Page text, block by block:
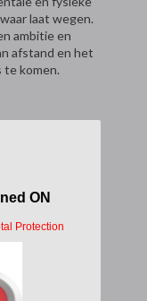
laat wegen.
ambitie en
afstand en het
te komen.
door
Internationale
scorebord. Ze
in
bewijs van het
zoals
duwt de
en inspireert
hun eigen